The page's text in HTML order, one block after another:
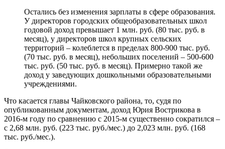
Остались без изменения зарплаты в сфере образования.
У директоров городских общеобразовательных школ
годовой доход превышает 1 млн. руб. (80 тыс. руб. в
месяц), у директоров школ крупных сельских
территорий – колеблется в пределах 800-900 тыс. руб.
(70 тыс. руб. в месяц), небольших поселений – 500-600
тыс. руб. (50 тыс. руб. в месяц). Примерно такой же
доход у заведующих дошкольными образовательными
учреждениями.
Что касается главы Чайковского района, то, судя по
опубликованным документам, доход Юрия Вострикова в
2016-м году по сравнению с 2015-м существенно сократился –
с 2,68 млн. руб. (223 тыс. руб./мес.) до 2,023 млн. руб. (168
тыс. руб./мес.).